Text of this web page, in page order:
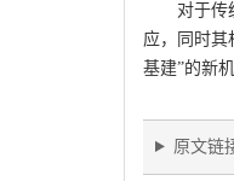
对于传
应，同时其
基建”的新机
原文链